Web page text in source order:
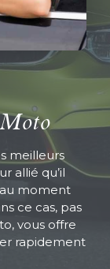
meilleurs
allié qu’il
moment
ce cas, pas
vous offre
rapidement